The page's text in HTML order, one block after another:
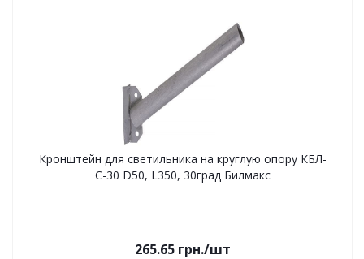
Кронштейн для светильника на круглую опору КБЛ-
С-30 D50, L350, 30град Билмакс
265.65 грн./шт